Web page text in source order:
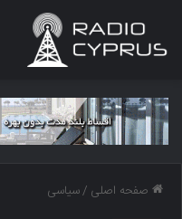
صفحه اصلی /سیاسی